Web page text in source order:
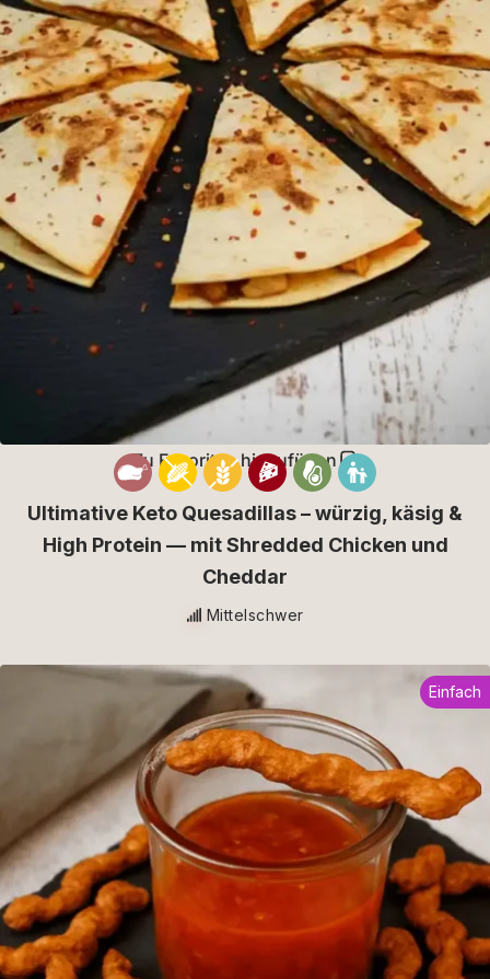
Zu Favoriten hinzufügen
Ultimative Keto Quesadillas – würzig, käsig &
High Protein — mit Shredded Chicken und
Cheddar
Mittelschwer
Einfach